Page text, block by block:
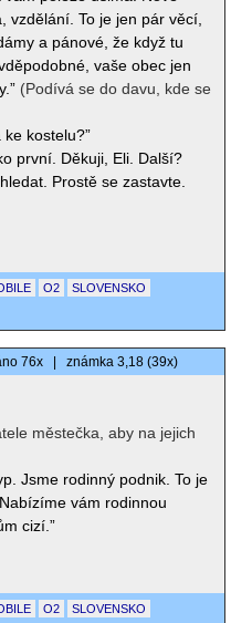
vzdělání. To je jen pár věcí,
a pánové, že když tu
vaše obec jen
(Podívá se do davu, kde se
ke kostelu?”
první. Děkuji, Eli. Další?
Prostě se zastavte.
O2 SLOVENSKO
76x známka 3,18 (39x)
městečka, aby na jejich
Jsme rodinný podnik. To je
vám rodinnou
cizí.”
O2 SLOVENSKO